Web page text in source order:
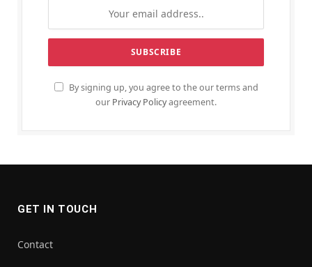
By signing up, you agree to the our terms and
our Privacy Policyagreement.
GET IN TOUCH
Contact